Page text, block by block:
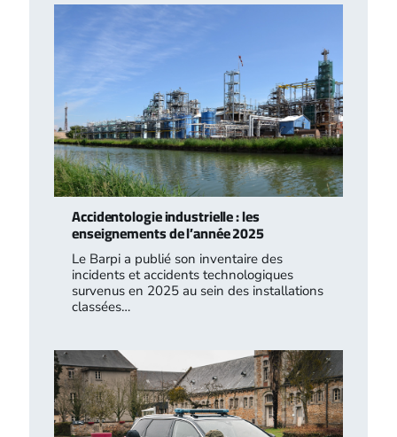
Accidentologie industrielle : les
enseignements de l’année 2025
Le Barpi a publié son inventaire des
incidents et accidents technologiques
survenus en 2025 au sein des installations
classées…